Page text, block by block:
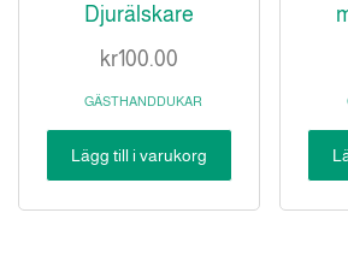
Djurälskare
kr100.00
GÄSTHANDDUKAR
Lägg till i varukorg